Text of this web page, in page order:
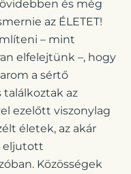
és még
az ÉLETET!
– mint
elfelejtünk –, hogy
a sértő
találkoztak az
ezelőtt viszonylag
életek, az akár
eljutott
Közösségek